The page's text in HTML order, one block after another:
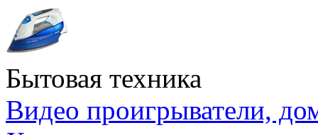
Бытовая техника
Видео проигрыватели,